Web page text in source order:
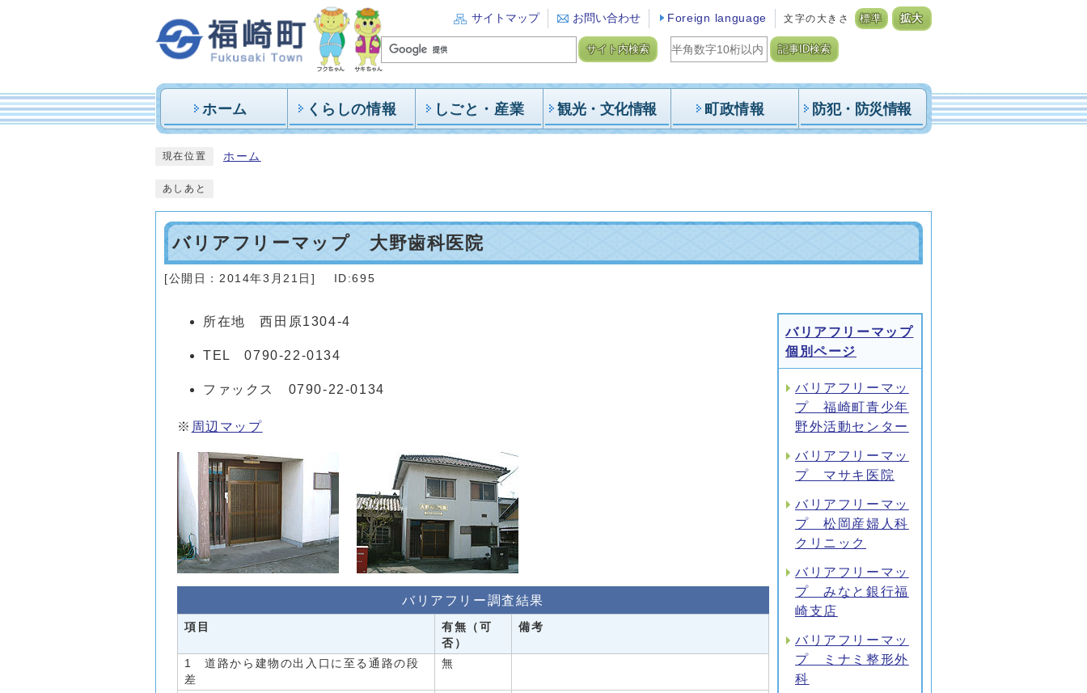
サイトマップ お問い合わせ Foreign language 文字の大きさ 標準 拡大
サイト内検索 記事ID検索
ホーム くらしの情報 しごと・産業 観光・文化情報 町政情報 防犯・防災情報
現在位置 ホーム
あしあと
バリアフリーマップ 大野歯科医院
[公開日： 2014年3月21日 ] ID:695
所在地 西田原1304-4
TEL 0790-22-0134
ファックス 0790-22-0134
※ 周辺マップ
バリアフリー調査結果
項目
有無（可
否）
備考
1 道路から建物の出入口に至る通路の段
差
無
バリアフリーマップ
個別ページ
バリアフリーマッ
プ 福崎町青少年
野外活動センター
バリアフリーマッ
プ マサキ医院
バリアフリーマッ
プ 松岡産婦人科
クリニック
バリアフリーマッ
プ みなと銀行福
崎支店
バリアフリーマッ
プ ミナミ整形外
科